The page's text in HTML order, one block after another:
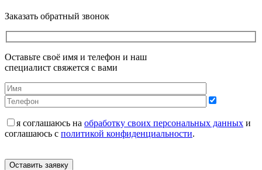
Заказать обратный звонок
Оставьте своё имя и телефон и наш
специалист свяжется с вами
я соглашаюсь на обработку своих персональных данных и
соглашаюсь с политикой конфиденциальности.
Оставить заявку